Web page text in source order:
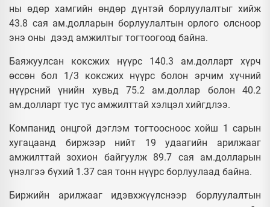
ны өдөр хамгийн өндөр дүнтэй борлуулалтыг хийж
43.8 сая ам.долларын борлуулалтын орлого олсноор
энэ оны дээд амжилтыг тогтоогоод байна.
Баяжуулсан коксжих нүүрс 140.3 ам.долларт хүрч
өссөн бол 1/3 коксжих нүүрс болон эрчим хүчний
нүүрсний үнийн хувьд 75.2 ам.доллар болон 40.2
ам.долларт тус тус амжилттай хэлцэл хийгдлээ.
Компанид онцгой дэглэм тогтоосноос хойш 1 сарын
хугацаанд биржээр нийт 19 удаагийн арилжааг
амжилттай зохион байгуулж 89.7 сая ам.долларын
үнэлгээ бүхий 1.37 сая тонн нүүрс борлуулаад байна.
Биржийн арилжааг идэвхжүүлснээр борлуулалтын